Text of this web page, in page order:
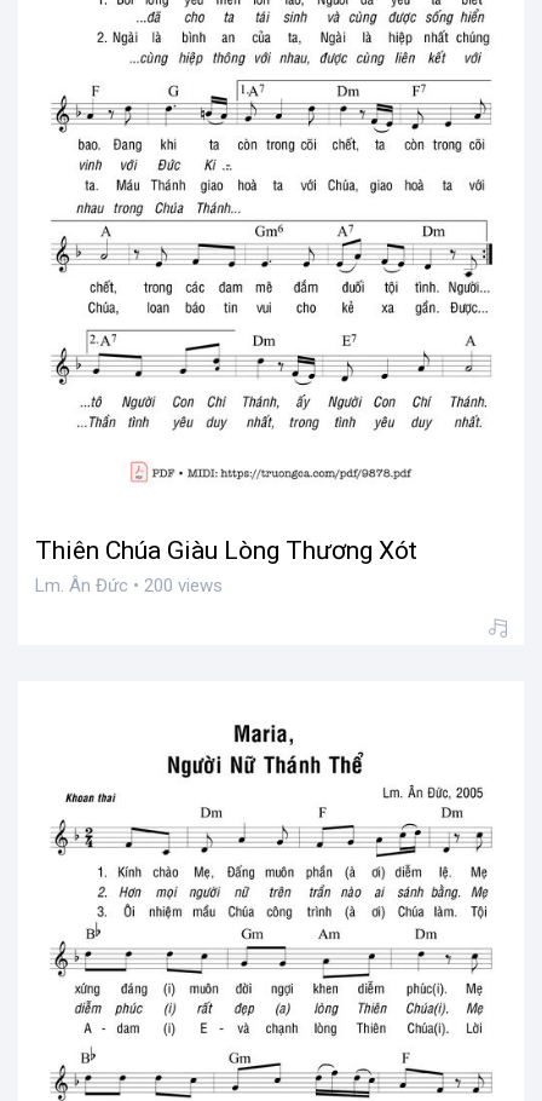
Ra đi Trên đường Hy Vọng
Lm. Ân Đức • 200 views